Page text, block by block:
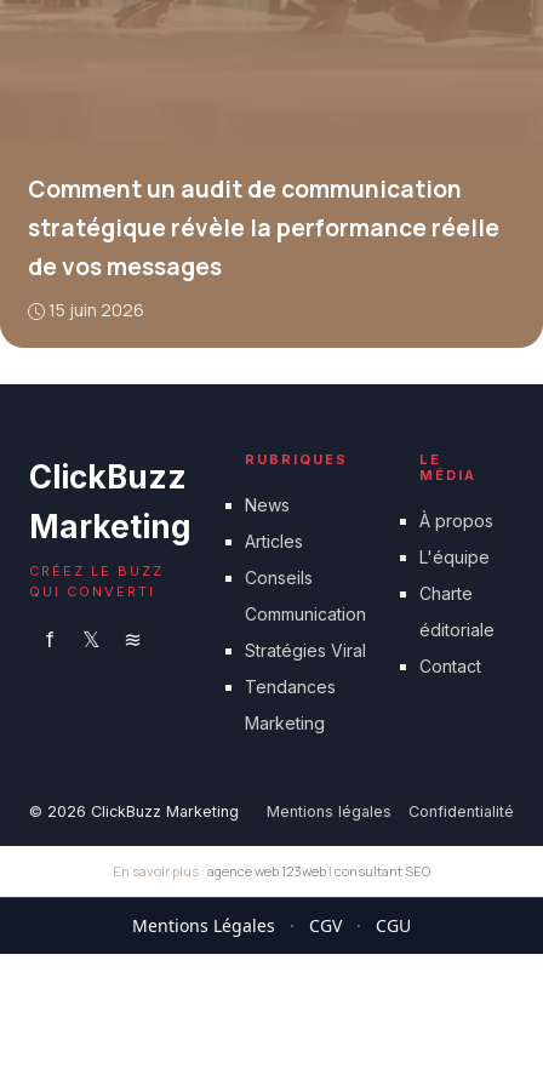
Comment un audit de communication
stratégique révèle la performance réelle
de vos messages
15 juin 2026
ClickBuzz
Marketing
CRÉEZ LE BUZZ
QUI CONVERTI
f 𝕏 ≋
RUBRIQUES
News
Articles
Conseils
Communication
Stratégies Viral
Tendances
Marketing
LE
MÉDIA
À propos
L'équipe
Charte
éditoriale
Contact
© 2026 ClickBuzz Marketing Mentions légales Confidentialité
En savoir plus : agence web 123web | consultant SEO
Mentions Légales · CGV · CGU